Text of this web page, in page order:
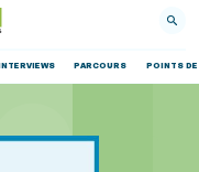
INTERVIEWS PARCOURS POINTS DE